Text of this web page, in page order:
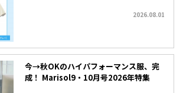
2026.08.01
今→秋OKのハイパフォーマンス服、完
成！ Marisol9・10月号2026年特集